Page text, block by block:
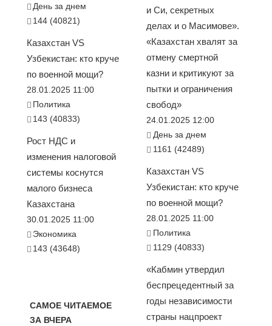
День за днем
144 (40821)
Казахстан VS
Узбекистан: кто круче
по военной мощи?
28.01.2025 11:00
Политика
143 (40833)
Рост НДС и
изменения налоговой
системы коснутся
малого бизнеса
Казахстана
30.01.2025 11:00
Экономика
143 (43648)
САМОЕ ЧИТАЕМОЕ
ЗА ВЧЕРА
и Си, секретных
делах и о Масимове».
«Казахстан хвалят за
отмену смертной
казни и критикуют за
пытки и ограничения
свобод»
24.01.2025 12:00
День за днем
1161 (42489)
Казахстан VS
Узбекистан: кто круче
по военной мощи?
28.01.2025 11:00
Политика
1129 (40833)
«Кабмин утвердил
беспрецедентный за
годы независимости
страны нацпроект